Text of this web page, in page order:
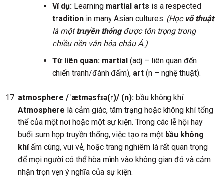
Ví dụ:Learning martial arts is a respected
traditionin many Asian cultures. (Học võ thuật
là mộttruyền thốngđược tôn trọng trong
nhiều nền văn hóa châu Á.)
Từ liên quan: martial(adj – liên quan đến
chiến tranh/đánh đấm), art(n – nghệ thuật).
atmosphere /ˈætməsfɪə(r)/ (n):bầu không khí.
Atmosphere là cảm giác, tâm trạng hoặc không khí tổng
thể của một nơi hoặc một sự kiện. Trong các lễ hội hay
buổi sum họp truyền thống, việc tạo ra một bầu không
khíấm cúng, vui vẻ, hoặc trang nghiêm là rất quan trọng
để mọi người có thể hòa mình vào không gian đó và cảm
nhận trọn vẹn ý nghĩa của sự kiện.